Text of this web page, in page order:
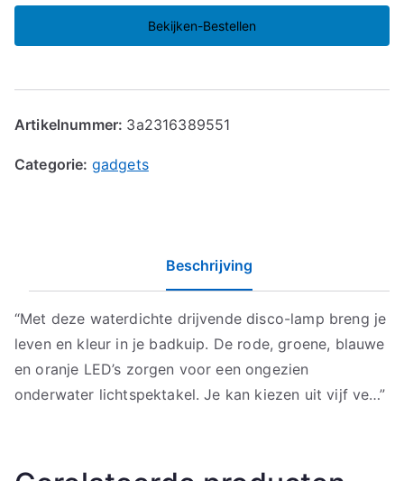
Bekijken-Bestellen
Artikelnummer: 3a2316389551
Categorie: gadgets
Beschrijving
“Met deze waterdichte drijvende disco-lamp breng je
leven en kleur in je badkuip. De rode, groene, blauwe
en oranje LED’s zorgen voor een ongezien
onderwater lichtspektakel. Je kan kiezen uit vijf ve…”